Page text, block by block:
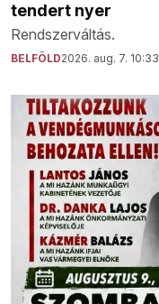
tendert nyer
Rendszerváltás.
BELFÖLD2026. aug. 7. 10:33